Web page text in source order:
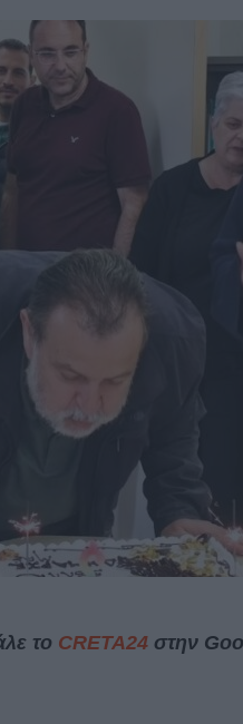
το CRETA24στην